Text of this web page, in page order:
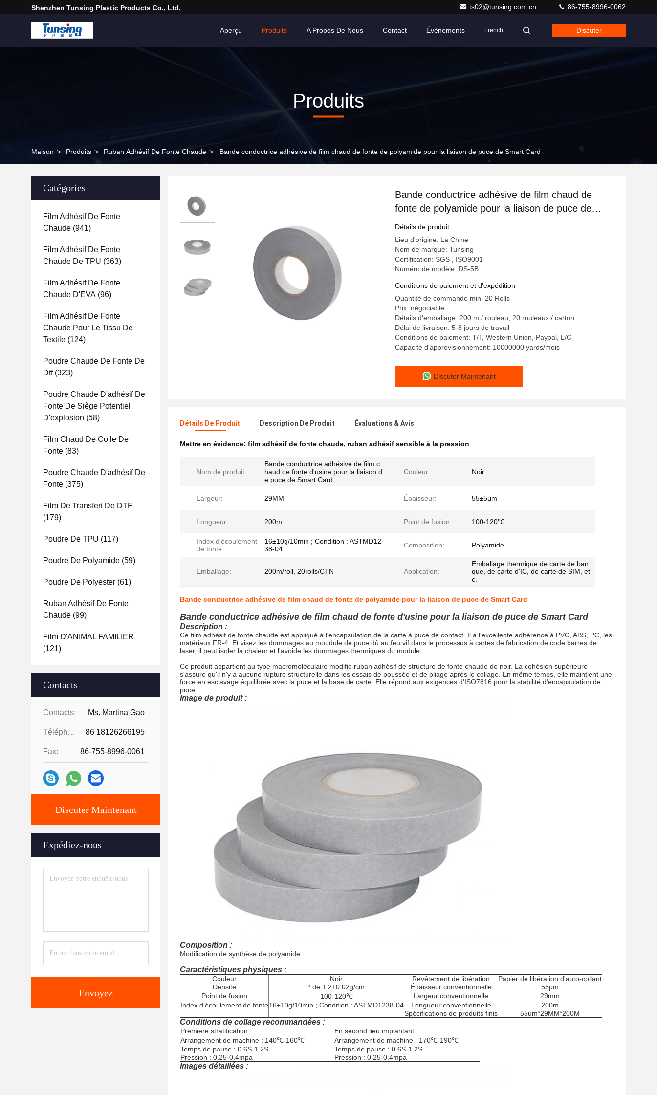
Shenzhen Tunsing Plastic Products Co., Ltd. ts02@tunsing.com.cn 86-755-8996-0062
Aperçu Produits A Propos De Nous Contact Événements French Discuter
Produits
Maison > Produits > Ruban Adhésif De Fonte Chaude > Bande conductrice adhésive de film chaud de fonte de polyamide pour la liaison de puce de Smart Card
Catégories
Film Adhésif De Fonte
Chaude (941)
Film Adhésif De Fonte
Chaude De TPU (363)
Film Adhésif De Fonte
Chaude D'EVA (96)
Film Adhésif De Fonte
Chaude Pour Le Tissu De
Textile (124)
Poudre Chaude De Fonte De
Dtf(323)
Poudre Chaude D'adhésif De
Fonte De Siège Potentiel
D'explosion (58)
Film Chaud De Colle De
Fonte (83)
Poudre Chaude D'adhésif De
Fonte (375)
Film De Transfert De DTF
(179)
Poudre De TPU (117)
Poudre De Polyamide (59)
Poudre De Polyester (61)
Ruban Adhésif De Fonte
Chaude (99)
Film D'ANIMAL FAMILIER
(121)
Contacts
Contacts: Ms. Martina Gao
Téléphone: 86 18126266195
Fax: 86-755-8996-0061
Discuter Maintenant
Expédiez-nous
Envoyez
Bande conductrice adhésive de film chaud de
fonte de polyamide pour la liaison de puce de
Smart Card
Détails de produit
Lieu d'origine: La Chine
Nom de marque: Tunsing
Certification: SGS , ISO9001
Numéro de modèle: DS-5B
Conditions de paiement et d'expédition
Quantité de commande min: 20 Rolls
Prix: négociable
Détails d'emballage: 200 m / rouleau, 20 rouleaux / carton
Délai de livraison: 5-8 jours de travail
Conditions de paiement: T/T, Western Union, Paypal, L/C
Capacité d'approvisionnement: 10000000 yards/mois
Discuter Maintenant
Détails De Produit Description De Produit Évaluations & Avis
Mettre en évidence: film adhésif de fonte chaude, ruban adhésif sensible à la pression
Nom de produit:
Bande conductrice adhésive de film c
haud de fonte d'usine pour la liaison d
e puce de Smart Card
Couleur: Noir
Largeur: 29MM Épaisseur: 55±5μm
Longueur: 200m Point de fusion: 100-120℃
Index d'écoulement
de fonte:
16±10g/10min ; Condition : ASTMD12
38-04
Composition: Polyamide
Emballage: 200m/roll, 20rolls/CTN Application:
Emballage thermique de carte de ban
que, de carte d'IC, de carte de SIM, et
c.
Bande conductrice adhésive de film chaud de fonte de polyamide pour la liaison de puce de Smart Card
Bande conductrice adhésive de film chaud de fonte d'usine pour la liaison de puce de Smart Card
Description :
Ce film adhésif de fonte chaude est appliqué à l'encapsulation de la carte à puce de contact. Il a l'excellente adhérence à PVC, ABS, PC, les
matériaux FR-4. Et visez les dommages au moudule de puce dû au feu vif dans le processus à cartes de fabrication de code barres de
laser, il peut isoler la chaleur et l'avoide les dommages thermiques du module.
Ce produit appartient au type macromoléculaire modifié ruban adhésif de structure de fonte chaude de noir. La cohésion supérieure
s'assure qu'il n'y a aucune rupture structurelle dans les essais de poussée et de pliage après le collage. En même temps, elle maintient une
force en esclavage équilibrée avec la puce et la base de carte. Elle répond aux exigences d'ISO7816 pour la stabilité d'encapsulation de
puce.
Image de produit :
Composition :
Modification de synthèse de polyamide
Caractéristiques physiques :
Couleur Noir Revêtement de libération
Papier de libération d'auto-collant
Densité
³ de 1.2±0.02g/cm Épaisseur conventionnelle
55μm
Point de fusion
100-120℃ Largeur conventionnelle
29mm
Index d'écoulement de fonte16±10g/10min ; Condition : ASTMD1238-04 Longueur conventionnelle
200m
Spécifications de produits finis
55um*29MM*200M
Conditions de collage recommandées :
Première stratification :
En second lieu implantant :
Arrangement de machine : 140℃-160℃
Arrangement de machine : 170℃-190℃
Temps de pause : 0.6S-1.2S
Temps de pause : 0.6S-1.2S
Pression : 0.25-0.4mpa
Pression : 0.25-0.4mpa
Images détaillées :